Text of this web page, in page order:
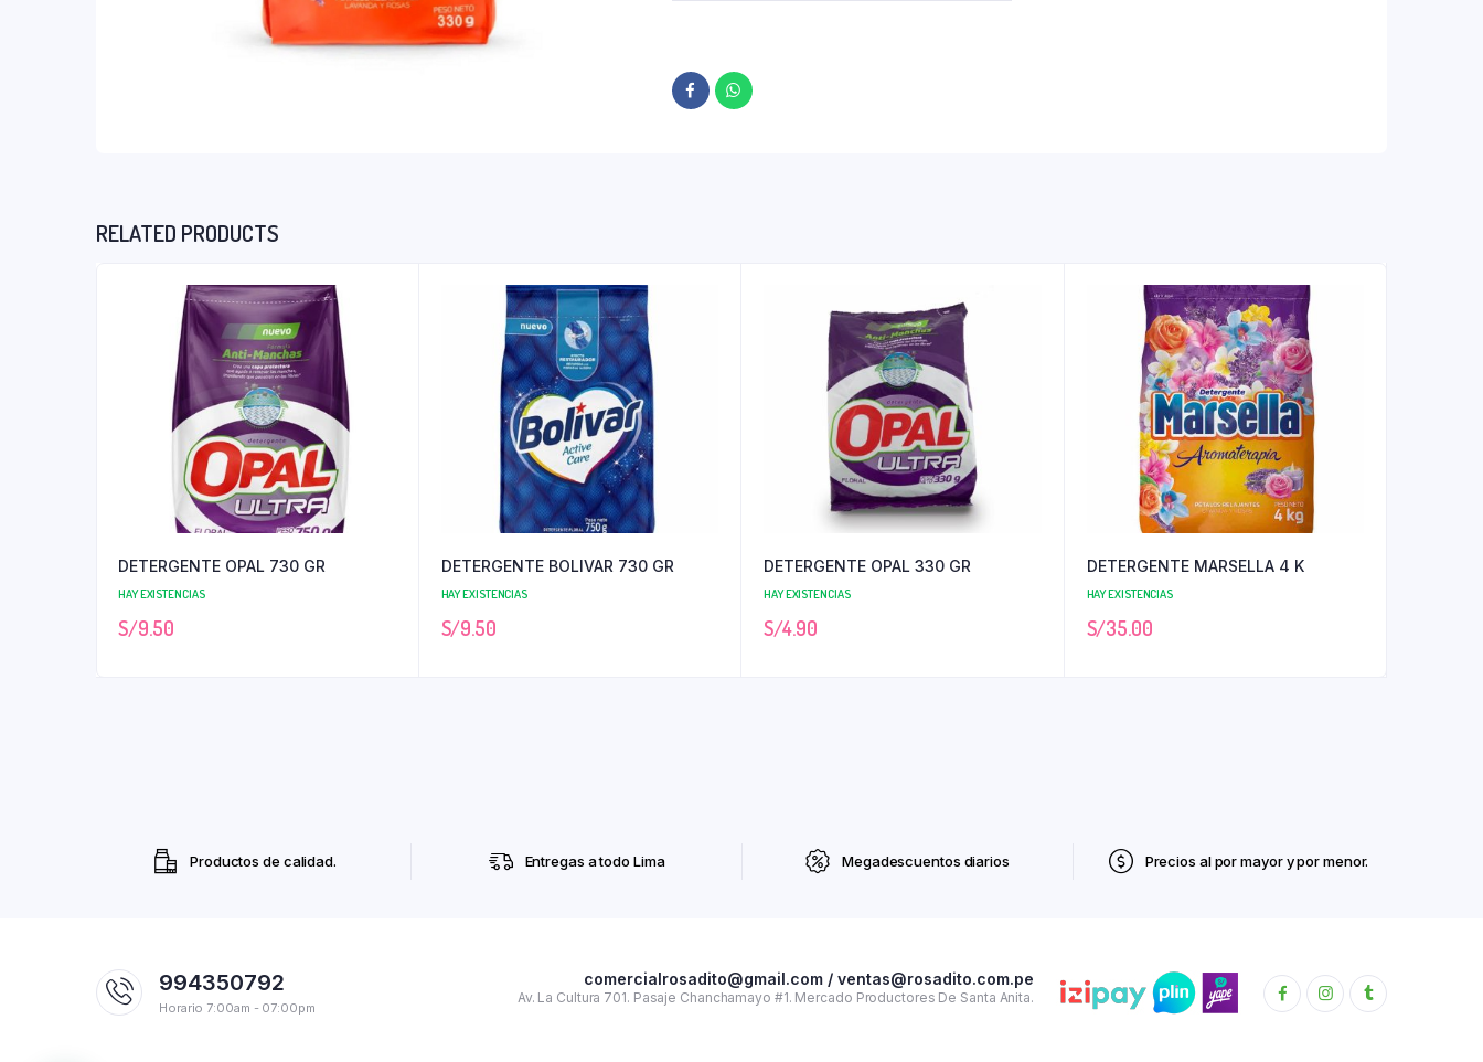
RELATED PRODUCTS
DETERGENTE OPAL 730 GR
HAY EXISTENCIAS
S/9.50
DETERGENTE BOLIVAR 730 GR
HAY EXISTENCIAS
S/9.50
DETERGENTE OPAL 330 GR
HAY EXISTENCIAS
S/4.90
DETERGENTE MARSELLA 4 K
HAY EXISTENCIAS
S/35.00
Productos de calidad. Entregas a todo Lima Megadescuentos diarios Precios al por mayor y por menor.
994350792
Horario 7:00am - 07:00pm
comercialrosadito@gmail.com / ventas@rosadito.com.pe
Av. La Cultura 701. Pasaje Chanchamayo #1. Mercado Productores De Santa Anita.